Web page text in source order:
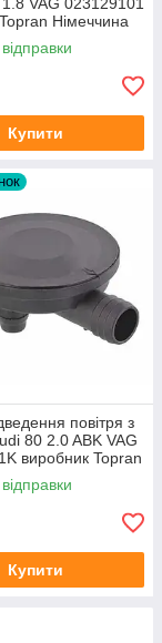
VAG 023129101
Німеччина
Купити
повітря з
80 2.0 ABK VAG
виробник Topran
Купити